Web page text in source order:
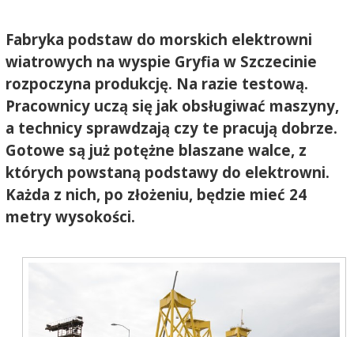
Fabryka podstaw do morskich elektrowni
wiatrowych na wyspie Gryfia w Szczecinie
rozpoczyna produkcję. Na razie testową.
Pracownicy uczą się jak obsługiwać maszyny,
a technicy sprawdzają czy te pracują dobrze.
Gotowe są już potężne blaszane walce, z
których powstaną podstawy do elektrowni.
Każda z nich, po złożeniu, będzie mieć 24
metry wysokości.